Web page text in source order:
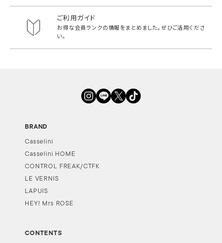
ご利用ガイド
お得な会員ランクの情報をまとめました。ぜひご活用くださ
い。
BRAND
Casselini
Casselini HOME
CONTROL FREAK/CTFK
LE VERNIS
LAPUIS
HEY! Mrs ROSE
CONTENTS